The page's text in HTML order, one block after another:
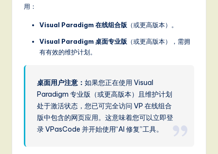
用：
Visual Paradigm 在线组合版 （或更高版本）。
Visual Paradigm 桌面专业版 （或更高版本），需拥
有有效的维护计划。
桌面用户注意：如果您正在使用 Visual
Paradigm 专业版（或更高版本）且维护计划
处于激活状态，您已可完全访问 VP 在线组合
版中包含的网页应用。这意味着您可以立即登
录 VPasCode 并开始使用“AI 修复”工具。